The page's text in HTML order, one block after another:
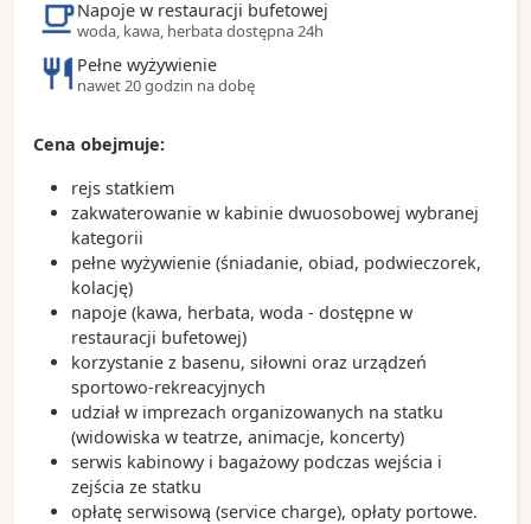
posługę pełnił papież Franciszek
- El Ateneo Grand Splendid jest jedną z największych
księgarni w Ameryce Południowej
- różowy kolor Casa Rosada jest na pamiątkę
Federalistami i białymi Unitarystami
bywał regularnie Witold Gombrowicz
Napoje w restauracji bufetowej
woda, kawa, herbata dostępna 24h
Pełne wyżywienie
nawet 20 godzin na dobę
Cena obejmuje:
rejs statkiem
zakwaterowanie w kabinie dwuosobowej wybranej
kategorii
pełne wyżywienie (śniadanie, obiad, podwieczorek,
kolację)
napoje (kawa, herbata, woda - dostępne w
restauracji bufetowej)
korzystanie z basenu, siłowni oraz urządzeń
sportowo-rekreacyjnych
udział w imprezach organizowanych na statku
(widowiska w teatrze, animacje, koncerty)
serwis kabinowy i bagażowy podczas wejścia i
zejścia ze statku
opłatę serwisową (service charge), opłaty portowe.